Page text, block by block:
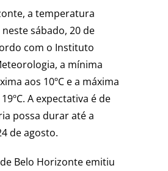
a temperatura
sábado, 20 de
com o Instituto
a mínima
aos 10ºC e a máxima
A expectativa é de
possa durar até a
de agosto.
Belo Horizonte emitiu